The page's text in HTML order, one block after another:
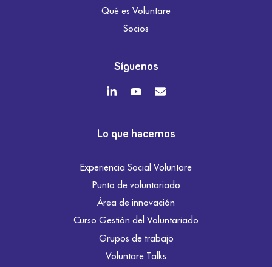
Qué es Voluntare
Socios
Síguenos
Lo que hacemos
Experiencia Social Voluntare
Punto de voluntariado
Área de innovación
Curso Gestión del Voluntariado
Grupos de trabajo
Voluntare Talks